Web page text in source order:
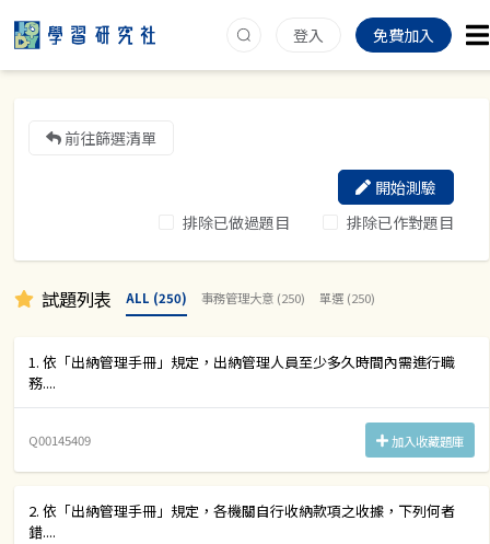
登入 免費加入
前往篩選清單
排除已做過題目 排除已作對題目
開始測驗
試題列表 ALL (250) 事務管理大意 (250) 單選 (250)
1. 依「出納管理手冊」規定，出納管理人員至少多久時間內需進行職
務....
Q00145409 加入收藏題庫
2. 依「出納管理手冊」規定，各機關自行收納款項之收據，下列何者
錯....